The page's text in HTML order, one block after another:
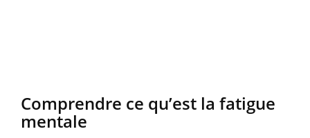
Comprendre ce qu’est la fatigue
mentale